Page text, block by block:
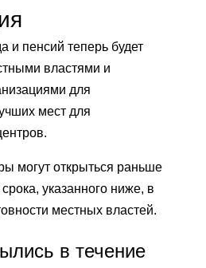
и пенсий теперь будет
властями и
для
мест для
могут открыться раньше
указанного ниже, в
местных властей.
в течение